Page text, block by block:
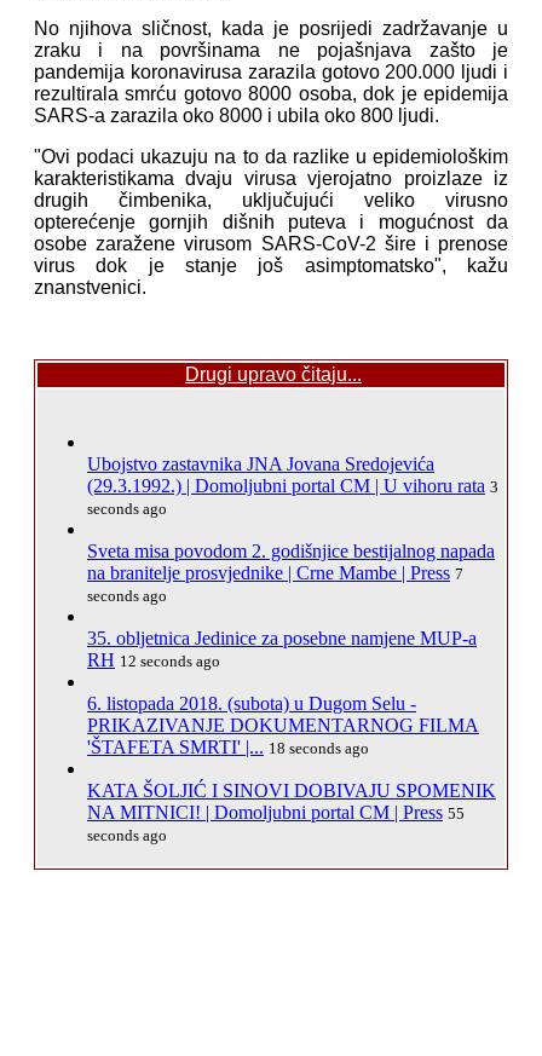
No njihova sličnost, kada je posrijedi zadržavanje u
zraku i na površinama ne pojašnjava zašto je
pandemija koronavirusa zarazila gotovo 200.000 ljudi i
rezultirala smrću gotovo 8000 osoba, dok je epidemija
SARS-a zarazila oko 8000 i ubila oko 800 ljudi.
"Ovi podaci ukazuju na to da razlike u epidemiološkim
karakteristikama dvaju virusa vjerojatno proizlaze iz
drugih čimbenika, uključujući veliko virusno
opterećenje gornjih dišnih puteva i mogućnost da
osobe zaražene virusom SARS-CoV-2 šire i prenose
virus dok je stanje još asimptomatsko", kažu
znanstvenici.
Drugi upravo čitaju...
Ubojstvo zastavnika JNA Jovana Sredojevića
(29.3.1992.) | Domoljubni portal CM | U vihoru rata 3
seconds ago
Sveta misa povodom 2. godišnjice bestijalnog napada
na branitelje prosvjednike | Crne Mambe | Press 7
seconds ago
35. obljetnica Jedinice za posebne namjene MUP-a
RH 12 seconds ago
6. listopada 2018. (subota) u Dugom Selu -
PRIKAZIVANJE DOKUMENTARNOG FILMA
'ŠTAFETA SMRTI' |... 18 seconds ago
KATA ŠOLJIĆ I SINOVI DOBIVAJU SPOMENIK
NA MITNICI! | Domoljubni portal CM | Press 55
seconds ago